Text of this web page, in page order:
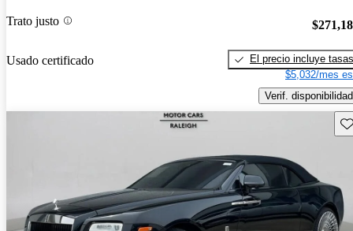
Trato justo
Usado certificado
El precio incluye tasas
$5,032/mes
Verif. disponibilidad